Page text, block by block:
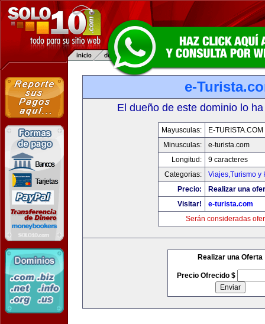
e-
El dueño de este dominio lo
Mayusculas:
E-TURISTA.COM
Minusculas:
e-turista.com
Longitud:
9 caracteres
Categorias:
Viajes,Turismo y
Precio:
Realizar una
Visitar!
e-turista.com
Serán consideradas
Realizar una Oferta
Precio Ofrecido $